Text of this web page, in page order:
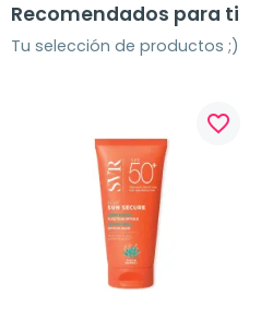
Recomendados para ti
Tu selección de productos ;)
favorite_border